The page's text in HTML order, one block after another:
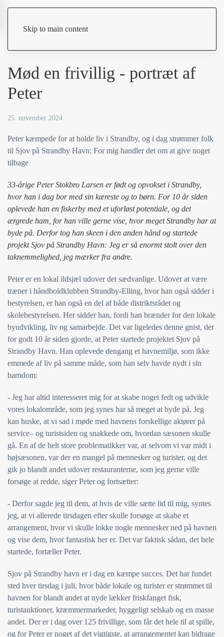
Skip to main content
Mød en frivillig - portræt af
Peter
25. november 2024
Peter kæmpede for at holde liv i Strandby, og i dag strømmer folk
til Sjov på Strandby Havn: For mig handler det om at give noget
tilbage
33-årige Peter Stokbro Larsen er født og opvokset i Strandby,
hvor han i dag bor med sin kæreste og to børn. For 10 år siden
oplevede han en fiskerby med et uforløst potentiale, og det
ærgrede ham, for han ville gerne vise, hvor meget Strandby har at
byde på. Derfor tog han skeen i den anden hånd og startede
projekt Sjov på Strandby Havn: Jeg er så enormt stolt over den
taknemmelighed, jeg mærker fra andre.
Peter er en lokal ildsjæl udover det sædvanlige. Udover at være
træner i håndboldklubben Strandby-Elling, hvor han også sidder i
bestyrelsen, er han også en del af både distriktsrådet og
skolebestyrelsen. Her sidder han, fordi han brænder for den lokale
byudvikling, liv og samarbejde. Det var ligeledes denne gnist, der
for godt 10 år siden gjorde, at Peter startede projektet Sjov på
Strandby Havn. Han oplevede dengang et havnemiljø, som ikke
emmede af liv på samme måde, som han selv havde nydt i sin
barndom:
- Jeg har altid interesseret mig for at skabe noget fedt og udvikle
vores lokalområde, som jeg synes har så meget at byde på. Jeg
kan huske, at vi sad i møde med havnens forskellige aktører på
service– og turistsiden og snakkede om, hvordan sæsonen skulle
gå. En af de helt store problematikker var, at selvom vi var midt i
højsæsonen, var der en mangel på mennesker og turister, og det
gik jo blandt andet udover restauranterne, som jeg gerne ville
forsøge at redde, siger Peter og fortsætter:
- Derfor sagde jeg til dem, at hvis de ville sætte lid til mig, syntes
jeg, at vi allerede tirsdagen efter skulle forsøge at skabe et
arrangement, hvor vi skulle lokke nogle mennesker ned på havnen
og vise dem, hvor fantastisk her er. Det var faktisk sådan, det hele
startede, fortæller Peter.
Sjov på Strandby havn er i dag en kæmpe succes. Det har fundet
sted hver tirsdag i juli, hvor både lokale og turister er strømmet til
havnen for blandt andet at nyde lækker friskfanget fisk,
turistauktioner, kræmmermarkeder, hyggeligt selskab og en masse
andet. Der er i dag over 125 frivillige, som får det hele til at spille,
og for Peter er noget af det vigtigste, at arrangementet kan bidrage